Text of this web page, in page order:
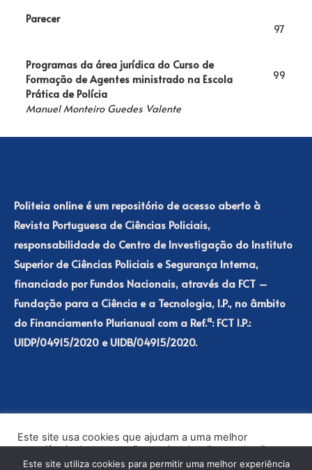
Parecer
97
Programas da área jurídica do Curso de
Formação de Agentes ministrado na Escola
Prática de Polícia
Manuel Monteiro Guedes Valente
99
Politeia online é um repositório de acesso aberto à
Revista Portuguesa de Ciências Policiais,
responsabilidade do Centro de Investigação do Instituto
Superior de Ciências Policiais e Segurança Interna,
financiado por Fundos Nacionais, através da FCT –
Fundação para a Ciência e a Tecnologia, I.P., no âmbito
do Financiamento Plurianual com a Ref.ª: FCT I.P.:
UIDP/04915/2020 e UIDB/04915/2020.
Este site usa cookies que ajudam a uma melhor
experiência de navegação no site. Ao clicar no botão
“Aceitar” ou continuar a visualizar o nosso site, você
Este site utiliza cookies para permitir uma melhor experiência